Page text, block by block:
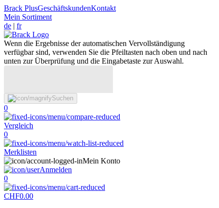
Brack PlusGeschäftskundenKontakt
Mein Sortiment
de | fr
Wenn die Ergebnisse der automatischen Vervollständigung
verfügbar sind, verwenden Sie die Pfeiltasten nach oben und nach
unten zur Überprüfung und die Eingabetaste zur Auswahl.
Suchen
0
Vergleich
0
Merklisten
Mein Konto
Anmelden
0
CHF0.00